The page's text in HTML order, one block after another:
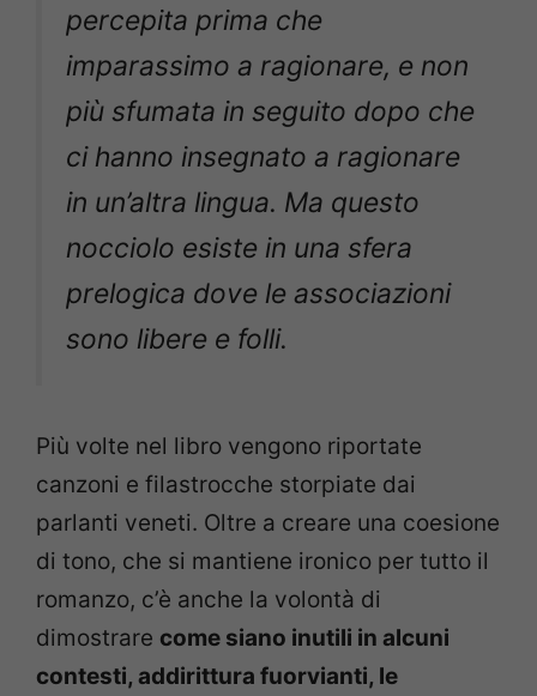
percepita prima che
imparassimo a ragionare, e non
più sfumata in seguito dopo che
ci hanno insegnato a ragionare
in un’altra lingua. Ma questo
nocciolo esiste in una sfera
prelogica dove le associazioni
sono libere e folli.
Più volte nel libro vengono riportate
canzoni e filastrocche storpiate dai
parlanti veneti. Oltre a creare una coesione
di tono, che si mantiene ironico per tutto il
romanzo, c’è anche la volontà di
dimostrare come siano inutili in alcuni
contesti, addirittura fuorvianti, le